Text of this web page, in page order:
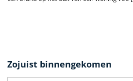
Zojuist binnengekomen